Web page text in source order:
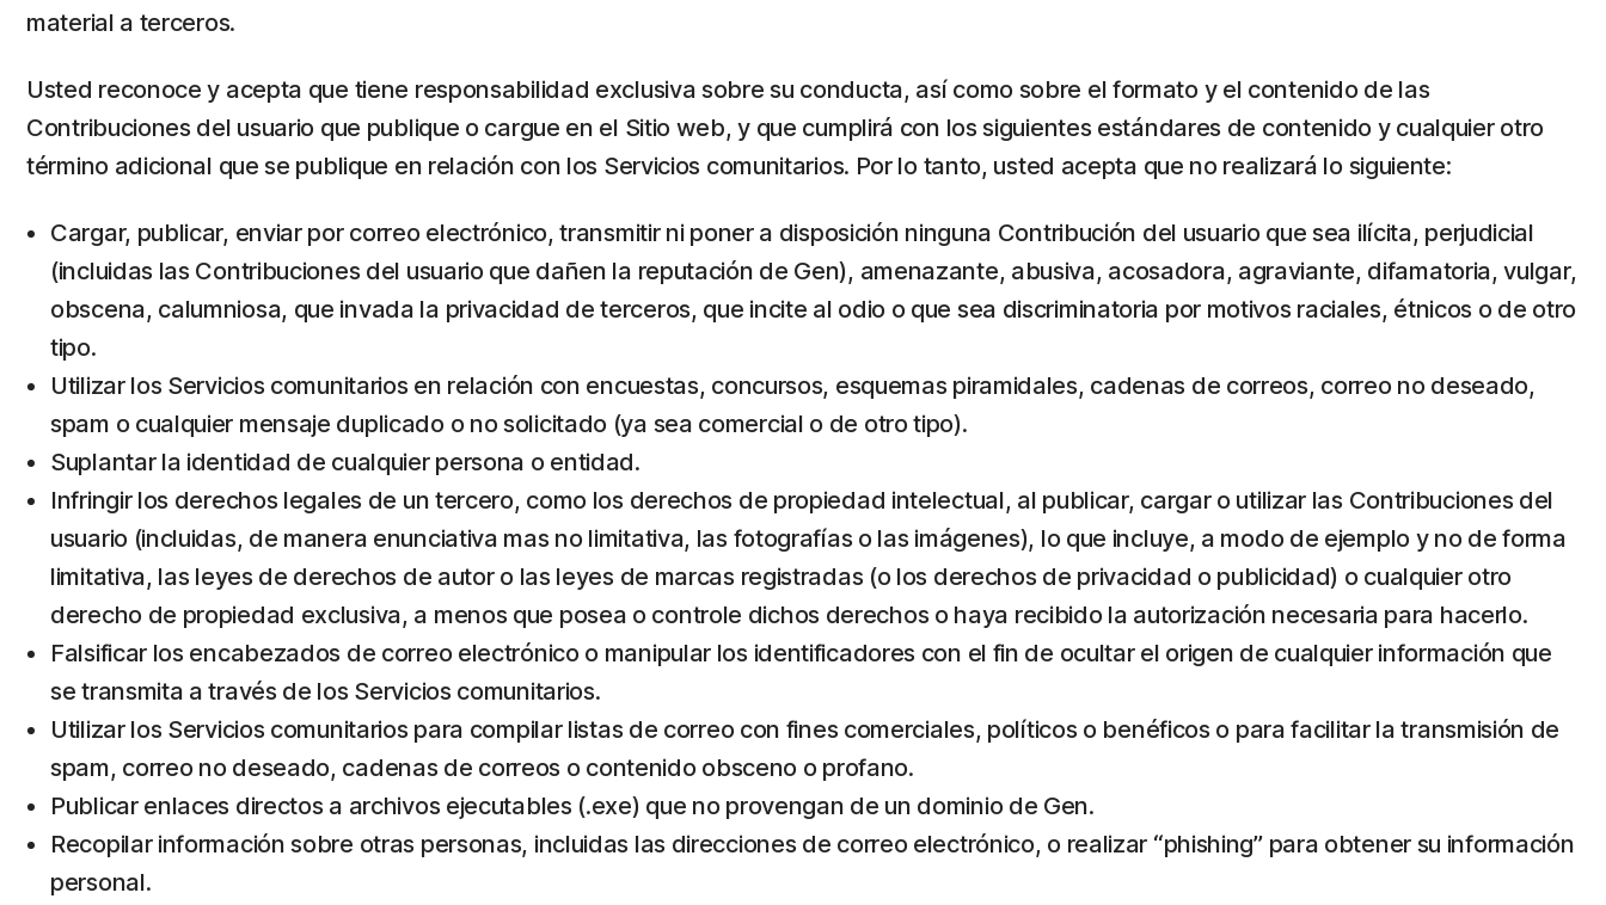
material a terceros.
Usted reconoce y acepta que tiene responsabilidad exclusiva sobre su conducta, así como sobre el formato y el contenido de las
Contribuciones del usuario que publique o cargue en el Sitio web, y que cumplirá con los siguientes estándares de contenido y cualquier otro
término adicional que se publique en relación con los Servicios comunitarios. Por lo tanto, usted acepta que no realizará lo siguiente:
Cargar, publicar, enviar por correo electrónico, transmitir ni poner a disposición ninguna Contribución del usuario que sea ilícita, perjudicial
(incluidas las Contribuciones del usuario que dañen la reputación de Gen), amenazante, abusiva, acosadora, agraviante, difamatoria, vulgar,
obscena, calumniosa, que invada la privacidad de terceros, que incite al odio o que sea discriminatoria por motivos raciales, étnicos o de otro
tipo.
Utilizar los Servicios comunitarios en relación con encuestas, concursos, esquemas piramidales, cadenas de correos, correo no deseado,
spam o cualquier mensaje duplicado o no solicitado (ya sea comercial o de otro tipo).
Suplantar la identidad de cualquier persona o entidad.
Infringir los derechos legales de un tercero, como los derechos de propiedad intelectual, al publicar, cargar o utilizar las Contribuciones del
usuario (incluidas, de manera enunciativa mas no limitativa, las fotografías o las imágenes), lo que incluye, a modo de ejemplo y no de forma
limitativa, las leyes de derechos de autor o las leyes de marcas registradas (o los derechos de privacidad o publicidad) o cualquier otro
derecho de propiedad exclusiva, a menos que posea o controle dichos derechos o haya recibido la autorización necesaria para hacerlo.
Falsificar los encabezados de correo electrónico o manipular los identificadores con el fin de ocultar el origen de cualquier información que
se transmita a través de los Servicios comunitarios.
Utilizar los Servicios comunitarios para compilar listas de correo con fines comerciales, políticos o benéficos o para facilitar la transmisión de
spam, correo no deseado, cadenas de correos o contenido obsceno o profano.
Publicar enlaces directos a archivos ejecutables (.exe) que no provengan de un dominio de Gen.
Recopilar información sobre otras personas, incluidas las direcciones de correo electrónico, o realizar “phishing” para obtener su información
personal.